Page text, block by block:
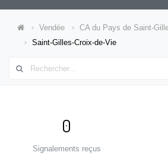
Vendée
CA du Pays de Saint-
Saint-Gilles-Croix-de-Vie
0
Signalements reçus